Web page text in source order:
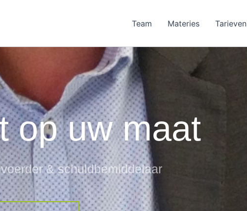
Team Materies Tarieven
op uw maat
& schuldbemiddelaar